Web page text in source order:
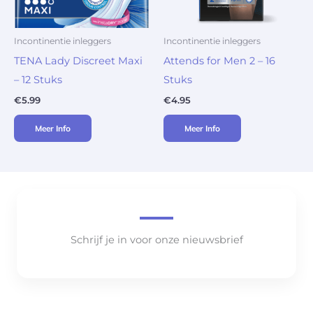
Incontinentie inleggers
TENA Lady Discreet Maxi
– 12 Stuks
€5.99
Meer Info
Incontinentie inleggers
Attends for Men 2 – 16
Stuks
€4.95
Meer Info
Schrijf je in voor onze nieuwsbrief